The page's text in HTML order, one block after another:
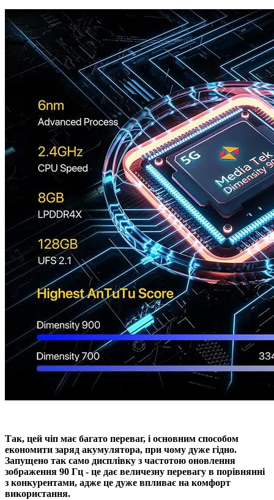
Так, цей чіп має багато переваг, і основним способом
економити заряд акумулятора, при чому дуже гідно.
Запущено так само дисплівку з частотою оновлення
зображення 90 Гц - це дає величезну перевагу в порівнянні
з конкурентами, адже це дуже впливає на комфорт
використання.